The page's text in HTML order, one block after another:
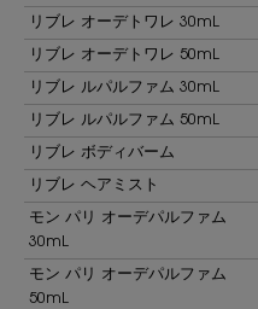
リブレ オーデトワレ 30mL
リブレ オーデトワレ 50mL
リブレ ルパルファム 30mL
リブレ ルパルファム 50mL
リブレ ボディバーム
リブレ ヘアミスト
モン パリ オーデパルファム
30mL
モン パリ オーデパルファム
50mL